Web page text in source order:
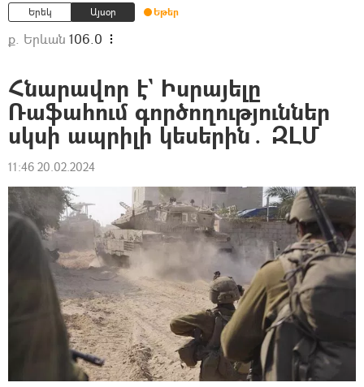
Երեկ Այսօր Եթեր
ք. Երևան 106.0
Հնարավոր է` Իսրայելը
Ռաֆահում գործողություններ
սկսի ապրիլի կեսերին․ ԶԼՄ
11:46 20.02.2024